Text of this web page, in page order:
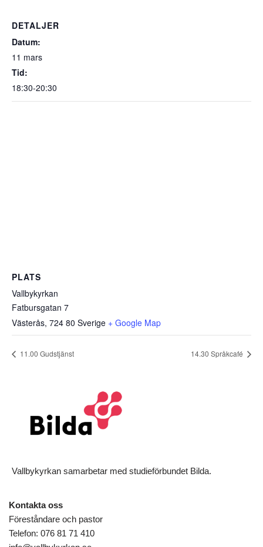
DETALJER
Datum:
11 mars
Tid:
18:30-20:30
PLATS
Vallbykyrkan
Fatbursgatan 7
Västerås, 724 80 Sverige + Google Map
11.00 Gudstjänst 14.30 Språkcafé
Vallbykyrkan samarbetar med studieförbundet Bilda.
Kontakta oss
Föreståndare och pastor
Telefon: 076 81 71 410